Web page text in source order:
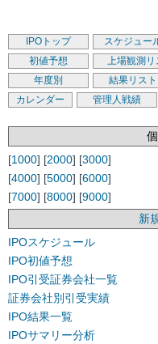
IPOトップ スケジュー
初値予想
上場観測リ
年度別
結果リスト
カレンダー
管理人戦績
[1000] [2000] [3000]
[4000] [5000] [6000]
[7000] [8000] [9000]
新
IPOスケジュール
IPO初値予想
IPO引受証券会社一覧
証券会社別引受実績
IPO結果一覧
IPOサマリー分析